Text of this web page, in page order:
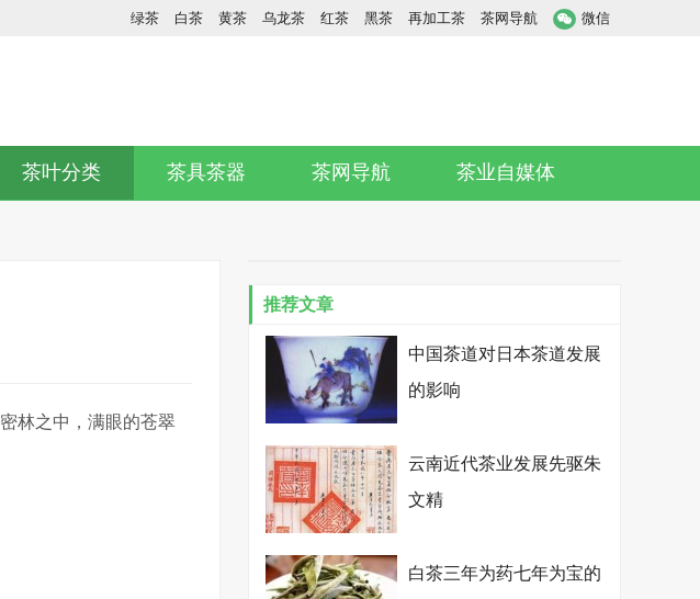
绿茶 白茶 黄茶 乌龙茶 红茶 黑茶 再加工茶 茶网导航 微信
茶叶分类 茶具茶器 茶网导航 茶业自媒体
林之中，满眼的苍翠
推荐文章
中国茶道对日本茶道发展
的影响
云南近代茶业发展先驱朱
文精
白茶三年为药七年为宝的